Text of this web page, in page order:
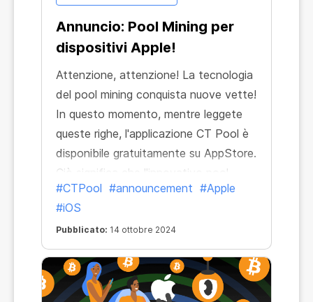
Annuncio: Pool Mining per
dispositivi Apple!
Attenzione, attenzione! La tecnologia
del pool mining conquista nuove vette!
In questo momento, mentre leggete
queste righe, l'applicazione CT Pool è
disponibile gratuitamente su AppStore.
Ciò significa che l'innovativo pool
mining di tutte le principali criptovalute
è ora disponibile sui dispositivi Apple!
#CTPool #announcement #Apple
#iOS
Pubblicato: 14 ottobre 2024